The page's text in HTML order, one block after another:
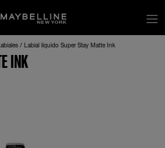
Labial líquido Super Stay Matte Ink
INK